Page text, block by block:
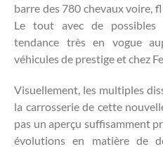
barre des 780 chevaux voire,
Le tout avec de possibles
tendance très en vogue
véhicules de prestige et chez
Visuellement, les multiples
la carrosserie de cette
pas un aperçu suffisamment
évolutions en matière de